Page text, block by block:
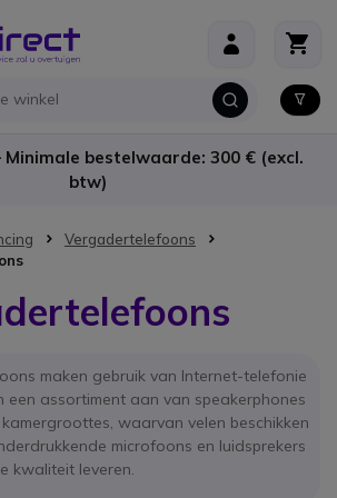
Minimale bestelwaarde: 300 € (excl.
btw)
Vergadertelefoons
maken gebruik van Internet-telefonie
een assortiment aan van speakerphones
waarvan velen beschikken
microfoons en luidsprekers
kwaliteit leveren.